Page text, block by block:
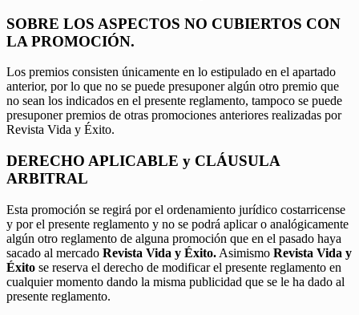
SOBRE LOS ASPECTOS NO CUBIERTOS CON
LA PROMOCIÓN.
Los premios consisten únicamente en lo estipulado en el apartado
anterior, por lo que no se puede presuponer algún otro premio que
no sean los indicados en el presente reglamento, tampoco se puede
presuponer premios de otras promociones anteriores realizadas por
Revista Vida y Éxito.
DERECHO APLICABLE y CLÁUSULA
ARBITRAL
Esta promoción se regirá por el ordenamiento jurídico costarricense
y por el presente reglamento y no se podrá aplicar o analógicamente
algún otro reglamento de alguna promoción que en el pasado haya
sacado al mercado Revista Vida y Éxito. Asimismo Revista Vida y
Éxito se reserva el derecho de modificar el presente reglamento en
cualquier momento dando la misma publicidad que se le ha dado al
presente reglamento.